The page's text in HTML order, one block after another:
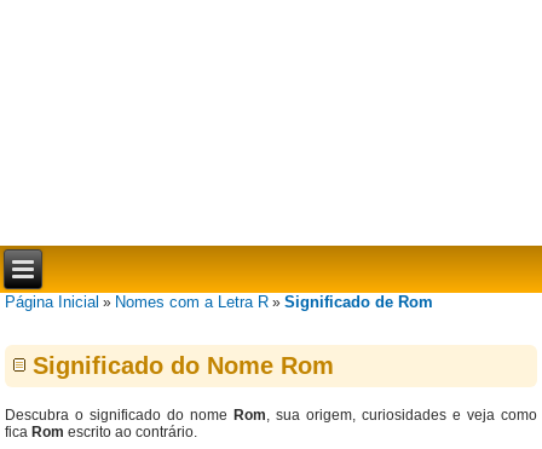
Página Inicial » Nomes com a Letra R »Significado de Rom
Significado do Nome Rom
Descubra o significado do nome Rom, sua origem, curiosidades e veja como
fica Rom escrito ao contrário.